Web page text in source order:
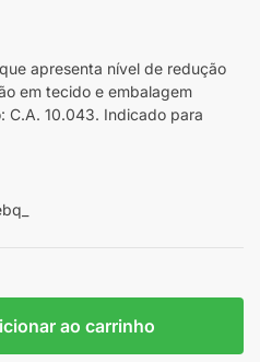
apresenta nível de redução
em tecido e embalagem
C.A. 10.043. Indicado para
ao carrinho